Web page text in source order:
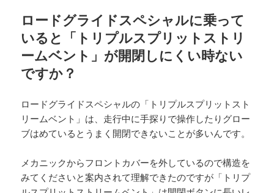
ロードグライドスペシャルに乗って
いると「トリプルスプリットストリ
ームベント」が開閉しにくい時ない
ですか？
ロードグライドスペシャルの「トリプルスプリットスト
リームベント」は、走行中に手探りで操作したりグロー
ブはめているとうまく開閉できないことが多いんです。
メカニックからフロントカバーを外しているので構造を
みてくださいと案内されて理解できたのですが「トリプ